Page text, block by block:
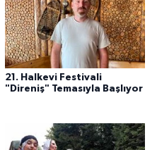
21. Halkevi Festivali
"Direniş" Temasıyla Başlıyor